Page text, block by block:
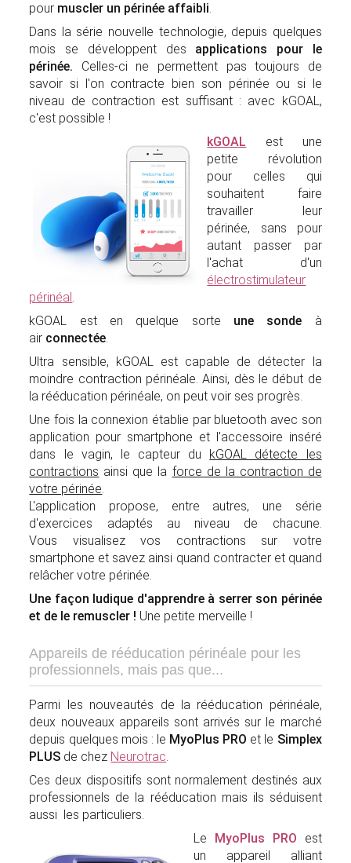
pour muscler un périnée affaibli.
Dans la série nouvelle technologie, depuis quelques
mois se développent des applications pour le
périnée. Celles-ci ne permettent pas toujours de
savoir si l'on contracte bien son périnée ou si le
niveau de contraction est suffisant : avec kGOAL,
c'est possible !
kGOAL est une
petite révolution
pour celles qui
souhaitent faire
travailler leur
périnée, sans pour
autant passer par
l'achat d'un
électrostimulateur
périnéal.
kGOAL est en quelque sorte une sonde à
air connectée.
Ultra sensible, kGOAL est capable de détecter la
moindre contraction périnéale. Ainsi, dès le début de
la rééducation périnéale, on peut voir ses progrès.
Une fois la connexion établie par bluetooth avec son
application pour smartphone et l'accessoire inséré
dans le vagin, le capteur du kGOAL détecte les
contractions ainsi que la force de la contraction de
votre périnée.
L'application propose, entre autres, une série
d'exercices adaptés au niveau de chacune.
Vous visualisez vos contractions sur votre
smartphone et savez ainsi quand contracter et quand
relâcher votre périnée.
Une façon ludique d'apprendre à serrer son périnée
et de le remuscler ! Une petite merveille !
Appareils de rééducation périnéale pour les
professionnels, mais pas que...
Parmi les nouveautés de la rééducation périnéale,
deux nouveaux appareils sont arrivés sur le marché
depuis quelques mois : le MyoPlus PRO et le Simplex
PLUS de chez Neurotrac.
Ces deux dispositifs sont normalement destinés aux
professionnels de la rééducation mais ils séduisent
aussi les particuliers.
Le
MyoPlus PRO est
un appareil alliant